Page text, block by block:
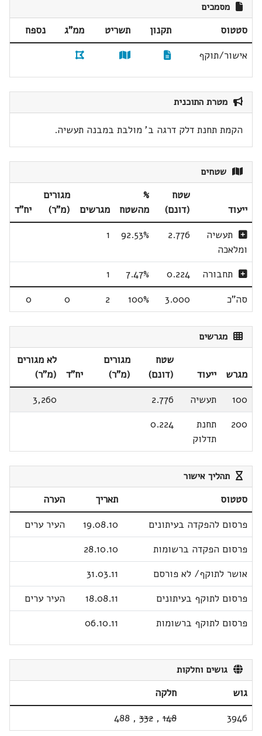
מסמכים
סטטוס תקנון תשריט ממ"ג
נספח
אישור/תוקף
מטרת התוכנית
הקמת תחנת דלק דרגה ב' מולבת במבנה תעשיה.
שטחים
ייעוד
שטח
(דונם)
%
מהשטח
מגרשים
מגורים
(מ"ר)
יח"ד
תעשיה
ומלאכה
2.776
92.53%
1
תחבורה 0.224
7.47%
1
סה"כ
3.000
100%
2
0
0
מגרשים
מגרש ייעוד
שטח
(דונם)
מגורים
(מ"ר)
יח"ד
לא מגורים
(מ"ר)
100
תעשיה 2.776
3,260
200
תחנת
תדלוק
0.224
תהליך אישור
סטטוס תאריך
הערה
פרסום להפקדה בעיתונים
19.08.10
העיר ערים
פרסום הפקדה ברשומות
28.10.10
אושר לתוקף/ לא פורסם
31.03.11
פרסום לתוקף בעיתונים
18.08.11
העיר ערים
פרסום לתוקף ברשומות
06.10.11
גושים וחלקות
גוש
חלקה
3946
148
,
332
,
488